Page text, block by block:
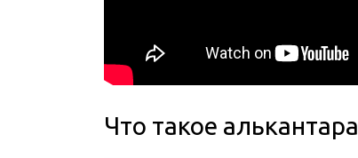
Что такое алькантара